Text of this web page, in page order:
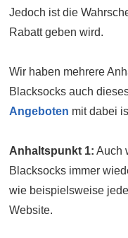
Jedoch ist die
Rabatt geben wird.
Wir haben mehrere
Blacksocks auch
Angeboten mit dabei
Anhaltspunkt 1: Auch
Blacksocks immer
wie beispielsweise
Website.